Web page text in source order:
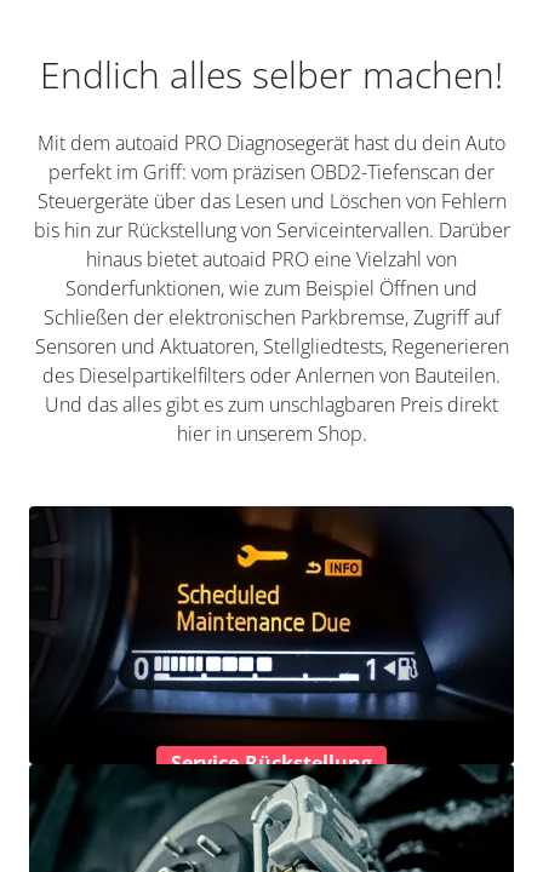
Endlich alles selber machen!
Mit dem autoaid PRO Diagnosegerät hast du dein Auto
perfekt im Griff: vom präzisen OBD2-Tiefenscan der
Steuergeräte über das Lesen und Löschen von Fehlern
bis hin zur Rückstellung von Serviceintervallen. Darüber
hinaus bietet autoaid PRO eine Vielzahl von
Sonderfunktionen, wie zum Beispiel Öffnen und
Schließen der elektronischen Parkbremse, Zugriff auf
Sensoren und Aktuatoren, Stellgliedtests, Regenerieren
des Dieselpartikelfilters oder Anlernen von Bauteilen.
Und das alles gibt es zum unschlagbaren Preis direkt
hier in unserem Shop.
Service-Rückstellung